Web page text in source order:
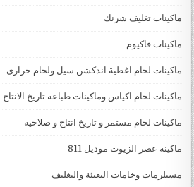
ماكينات تغليف شرنك
ماكينات فاكيوم
ماكينات لحام اغطية اندكشن سيل ولحام حرارى
ماكينات لحام اكياس وماكينات طباعة تاريخ الانتاج
ماكينات لحام مستمر و تاريخ انتاج و صلاحيه
ماكينة عصر الزيوت موديل 811
مستلزمات وخامات التعبئة والتغليف